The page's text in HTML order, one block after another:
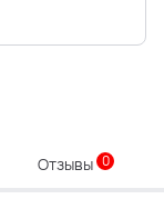
Отзывы 0